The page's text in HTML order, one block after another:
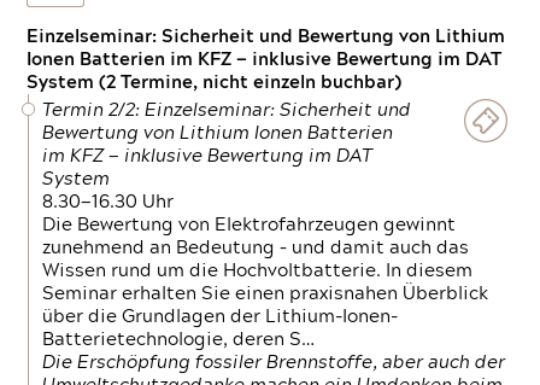
Einzelseminar: Sicherheit und Bewertung von Lithium
Ionen Batterien im KFZ — inklusive Bewertung im DAT
System (2 Termine, nicht einzeln buchbar)
Termin 2/2: Einzelseminar: Sicherheit und
Bewertung von Lithium Ionen Batterien
im KFZ — inklusive Bewertung im DAT
System
8.30—16.30 Uhr
Die Bewertung von Elektrofahrzeugen gewinnt
zunehmend an Bedeutung – und damit auch das
Wissen rund um die Hochvoltbatterie. In diesem
Seminar erhalten Sie einen praxisnahen Überblick
über die Grundlagen der Lithium-Ionen-
Batterietechnologie, deren S…
Die Erschöpfung fossiler Brennstoffe, aber auch der